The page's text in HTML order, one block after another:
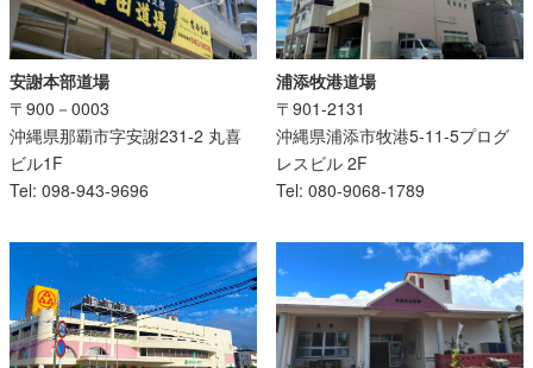
安謝本部道場
〒900－0003
沖縄県那覇市字安謝231-2 丸喜
ビル1F
Tel: 098-943-9696
浦添牧港道場
〒901-2131
沖縄県浦添市牧港5-11-5プログ
レスビル 2F
Tel: 080-9068-1789